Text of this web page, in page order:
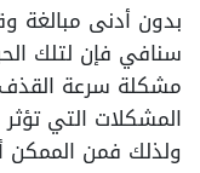
بدون أدنى
سنافي فإن لتلك
مشكلة سرعة
المشكلات التي
ولذلك فمن